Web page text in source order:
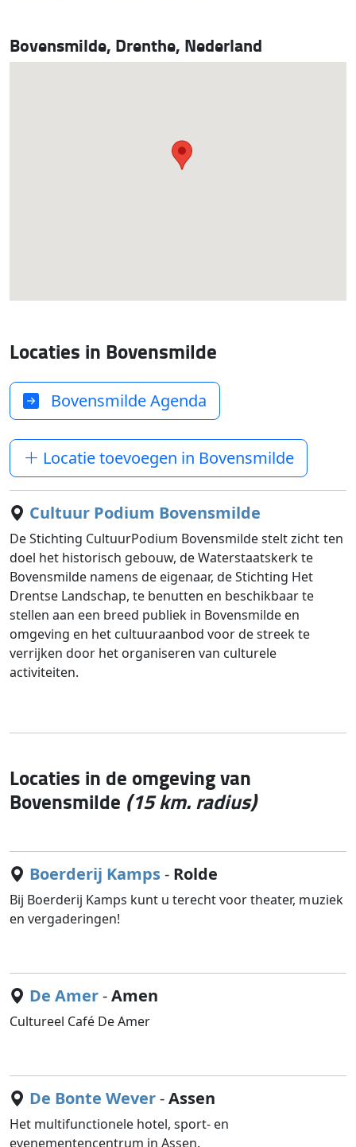
Bovensmilde, Drenthe, Nederland
Locaties in Bovensmilde
Bovensmilde Agenda
Locatie toevoegen in Bovensmilde
Cultuur Podium Bovensmilde
De Stichting CultuurPodium Bovensmilde stelt zicht ten
doel het historisch gebouw, de Waterstaatskerk te
Bovensmilde namens de eigenaar, de Stichting Het
Drentse Landschap, te benutten en beschikbaar te
stellen aan een breed publiek in Bovensmilde en
omgeving en het cultuuraanbod voor de streek te
verrijken door het organiseren van culturele
activiteiten.
Locaties in de omgeving van
Bovensmilde (15 km. radius)
Boerderij Kamps- Rolde
Bij Boerderij Kamps kunt u terecht voor theater, muziek
en vergaderingen!
De Amer-Amen
Cultureel Café De Amer
De Bonte Wever-Assen
Het multifunctionele hotel, sport- en
evenementencentrum in Assen.